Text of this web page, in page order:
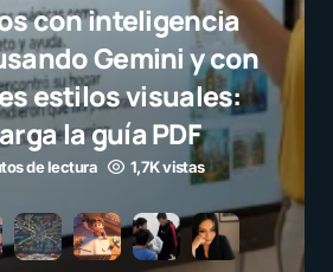
Javier Bardem elogia a
campeona y
el juego limpio como
para millones de niños
3 minutos de lectura 1,1K vistas